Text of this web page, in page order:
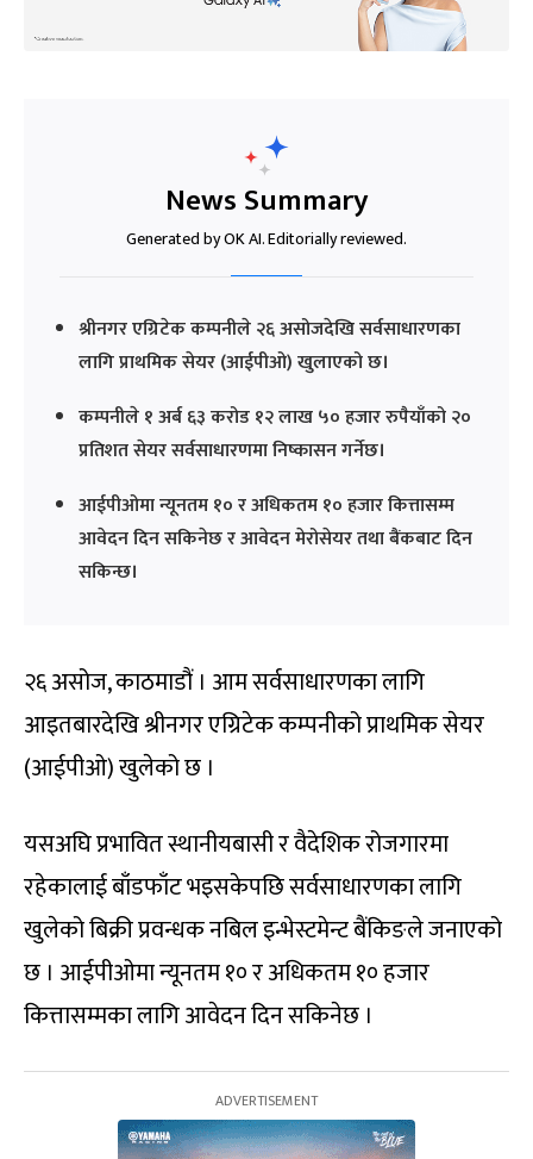
News Summary
Generated by OK AI. Editorially reviewed.
श्रीनगर एग्रिटेक कम्पनीले २६ असोजदेखि सर्वसाधारणका
लागि प्राथमिक सेयर (आईपीओ) खुलाएको छ।
कम्पनीले १ अर्ब ६३ करोड १२ लाख ५० हजार रुपैयाँको २०
प्रतिशत सेयर सर्वसाधारणमा निष्कासन गर्नेछ।
आईपीओमा न्यूनतम १० र अधिकतम १० हजार कित्तासम्म
आवेदन दिन सकिनेछ र आवेदन मेरोसेयर तथा बैंकबाट दिन
सकिन्छ।
२६ असोज, काठमाडौं । आम सर्वसाधारणका लागि
आइतबारदेखि श्रीनगर एग्रिटेक कम्पनीको प्राथमिक सेयर
(आईपीओ) खुलेको छ ।
यसअघि प्रभावित स्थानीयबासी र वैदेशिक रोजगारमा
रहेकालाई बाँडफाँट भइसकेपछि सर्वसाधारणका लागि
खुलेको बिक्री प्रवन्धक नबिल इन्भेस्टमेन्ट बैंकिङले जनाएको
छ । आईपीओमा न्यूनतम १० र अधिकतम १० हजार
कित्तासम्मका लागि आवेदन दिन सकिनेछ ।